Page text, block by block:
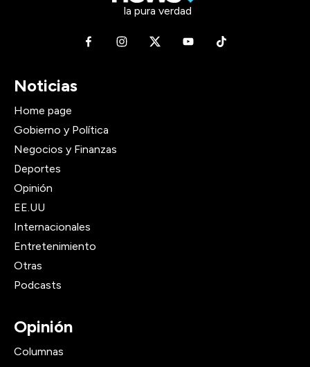
la pura verdad
Noticias
Home page
Gobierno y Política
Negocios y Finanzas
Deportes
Opinión
EE.UU
Internacionales
Entretenimiento
Otras
Podcasts
Opinión
Columnas